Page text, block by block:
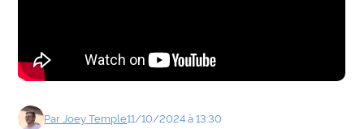
divers
Par Joey Temple11/10/2024 à 13:30